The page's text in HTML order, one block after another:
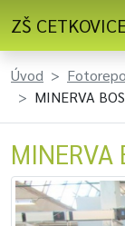
ZŠ
Úvod
MINERVA